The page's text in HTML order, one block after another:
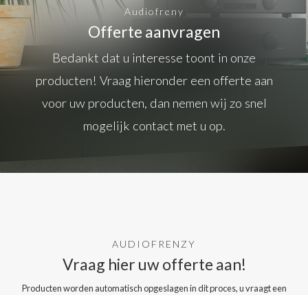
Audiofreny
Offerte aanvragen
Bedankt dat u interesse toont in onze
producten! Vraag hieronder een offerte aan
voor uw producten, dan nemen wij zo snel
mogelijk contact met u op.
AUDIOFRENZY
Vraag hier uw offerte aan!
Producten worden automatisch opgeslagen in dit proces, u vraagt een